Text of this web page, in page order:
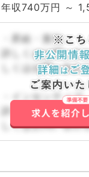
年収740万円 ～
・昇給・賞与
詳しくはお問い合
しくはお問い合わ
・インセンティブ
詳しくはお問い合
しくはお問い合わ